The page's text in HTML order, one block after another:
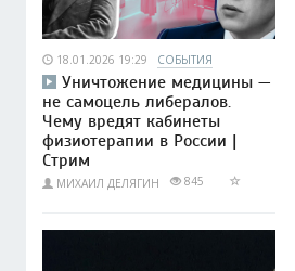
18.01.2026 19:29 СОБЫТИЯ
Уничтожение медицины —
не самоцель либералов.
Чему вредят кабинеты
физиотерапии в России |
Стрим
МИХАИЛ ДЕЛЯГИН 845